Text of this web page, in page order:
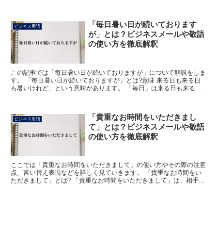
ビジネス用語
「毎日暑い日が続いております
が」とは？ビジネスメールや敬語
の使い方を徹底解釈
この記事では「毎日暑い日が続いておりますが」について解説をしま
す。 「毎日暑い日が続いておりますが」とは?意味 来る日も来る日
も暑いけれど、という意味があります。 「毎日」は来る日も来る日
ビジネス用語
「貴重なお時間をいただきまし
て」とは？ビジネスメールや敬語
の使い方を徹底解釈
ここでは「貴重なお時間をいただきまして」の使い方やその際の注意
点、言い替え表現などを詳しく見ていきます。 「貴重なお時間をい
ただきまして」とは? 「貴重なお時間をいただきまして」は、相手に